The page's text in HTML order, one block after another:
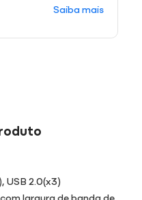
Saiba mais
USB 2.0(x3)
largura de banda de